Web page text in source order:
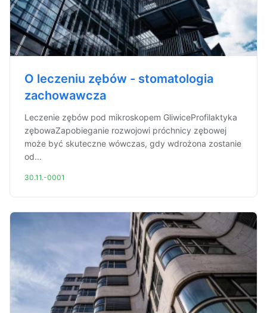
O leczeniu zębów - stomatologia
zachowawcza
Leczenie zębów pod mikroskopem GliwiceProfilaktyka
zębowaZapobieganie rozwojowi próchnicy zębowej
może być skuteczne wówczas, gdy wdrożona zostanie
od...
30.11.-0001